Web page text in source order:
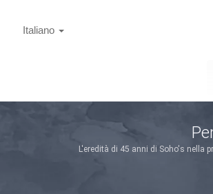
Italiano
L'eredità di 45 anni di Soho's nella